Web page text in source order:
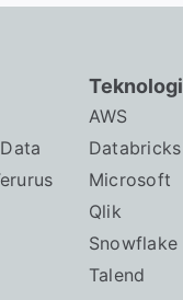
Teknologi
AWS
Databricks
Microsoft
Qlik
Snowflake
Talend